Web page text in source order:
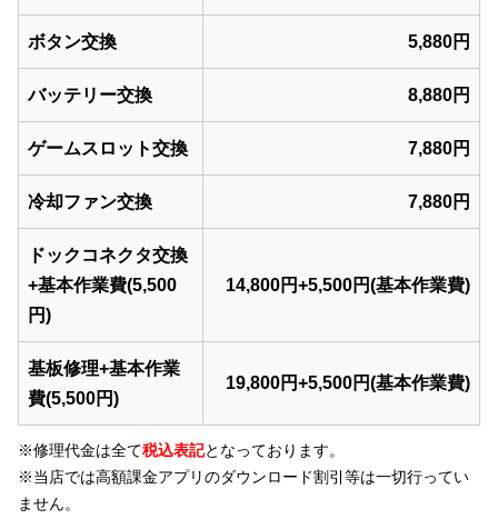
ボタン交換 5,880円
バッテリー交換 8,880円
ゲームスロット交換 7,880円
冷却ファン交換 7,880円
ドックコネクタ交換
+基本作業費(5,500
円)
14,800円+5,500円(基本作業費)
基板修理+基本作業
費(5,500円)
19,800円+5,500円(基本作業費)
※修理代金は全て税込表記となっております。
※当店では高額課金アプリのダウンロード割引等は一切行ってい
ません。